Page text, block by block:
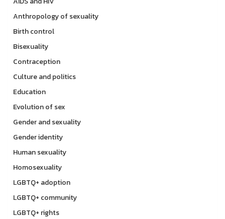
Anthropology of sexuality
Birth control
Bisexuality
Contraception
Culture and politics
Education
Evolution of sex
Gender and sexuality
Gender identity
Human sexuality
Homosexuality
LGBTQ+ adoption
LGBTQ+ community
LGBTQ+ rights